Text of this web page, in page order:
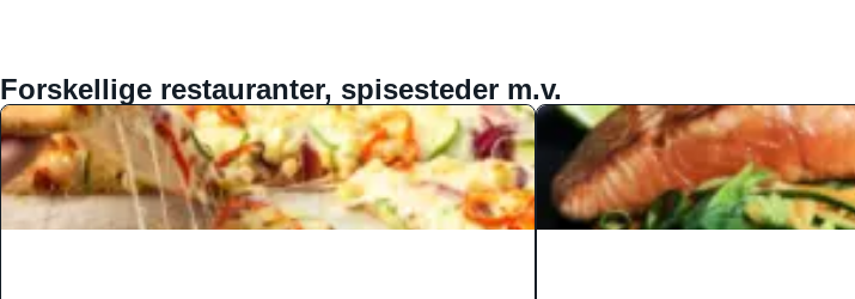
Forskellige restauranter, spisesteder m.v.